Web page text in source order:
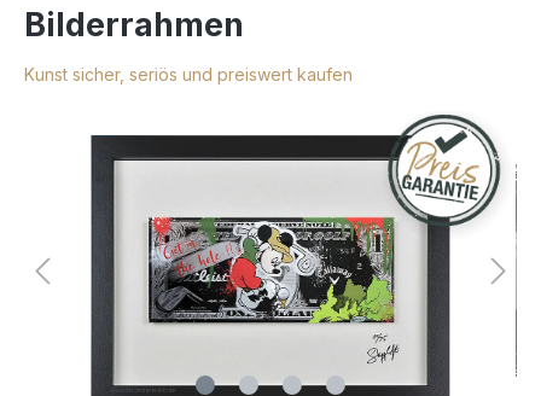
Bilderrahmen
Kunst sicher, seriös und preiswert kaufen